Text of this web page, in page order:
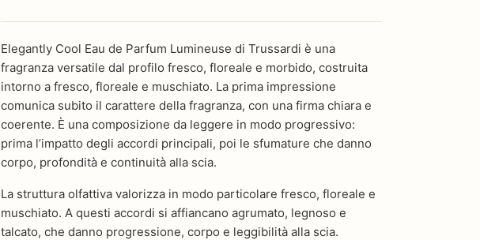
Elegantly Cool Eau de Parfum Lumineuse di Trussardi è una
fragranza versatile dal profilo fresco, floreale e morbido, costruita
intorno a fresco, floreale e muschiato. La prima impressione
comunica subito il carattere della fragranza, con una firma chiara e
coerente. È una composizione da leggere in modo progressivo:
prima l’impatto degli accordi principali, poi le sfumature che danno
corpo, profondità e continuità alla scia.
La struttura olfattiva valorizza in modo particolare fresco, floreale e
muschiato. A questi accordi si affiancano agrumato, legnoso e
talcato, che danno progressione, corpo e leggibilità alla scia.